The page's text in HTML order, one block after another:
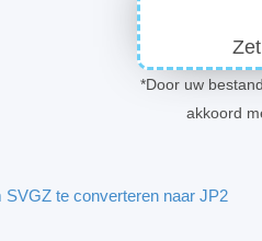
*Door uw
akkoord
SVGZ te converteren naar JP2